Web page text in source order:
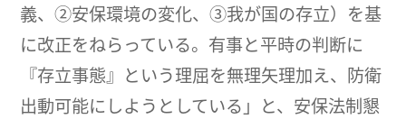
義、②安保環境の変化、③我が国の存立）を基
に改正をねらっている。有事と平時の判断に
『存立事態』という理屈を無理矢理加え、防衛
出動可能にしようとしている」と、安保法制懇